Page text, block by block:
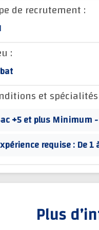
Type de recrutement :
Lieu :
Rabat
Conditions et
Bac +5 et plus
Expérience requise :
Plus